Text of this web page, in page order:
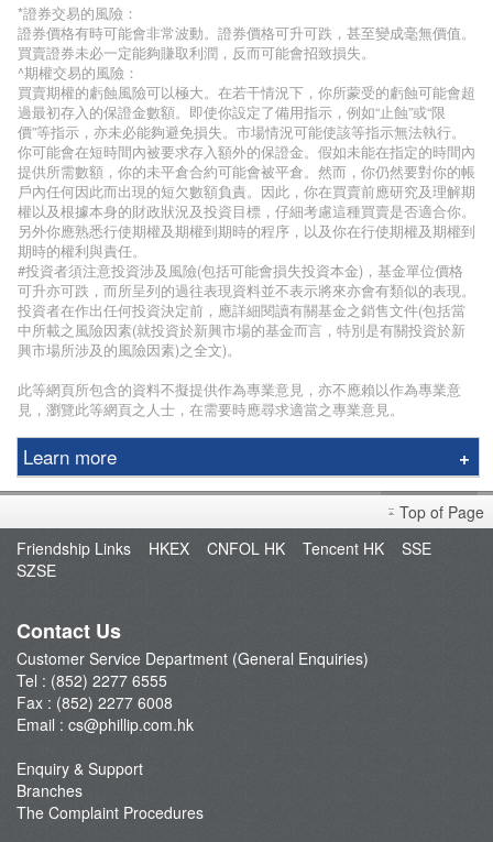
*證券交易的風險：
證券價格有時可能會非常波動。證券價格可升可跌，甚至變成毫無價值。
買賣證券未必一定能夠賺取利潤，反而可能會招致損失。
^期權交易的風險：
買賣期權的虧蝕風險可以極大。在若干情況下，你所蒙受的虧蝕可能會超
過最初存入的保證金數額。即使你設定了備用指示，例如“止蝕”或“限
價”等指示，亦未必能夠避免損失。市場情況可能使該等指示無法執行。
你可能會在短時間內被要求存入額外的保證金。假如未能在指定的時間內
提供所需數額，你的未平倉合約可能會被平倉。然而，你仍然要對你的帳
戶內任何因此而出現的短欠數額負責。因此，你在買賣前應研究及理解期
權以及根據本身的財政狀況及投資目標，仔細考慮這種買賣是否適合你。
另外你應熟悉行使期權及期權到期時的程序，以及你在行使期權及期權到
期時的權利與責任。
#投資者須注意投資涉及風險(包括可能會損失投資本金)，基金單位價格
可升亦可跌，而所呈列的過往表現資料並不表示將來亦會有類似的表現。
投資者在作出任何投資決定前，應詳細閱讀有關基金之銷售文件(包括當
中所載之風險因素(就投資於新興市場的基金而言，特別是有關投資於新
興市場所涉及的風險因素)之全文)。
此等網頁所包含的資料不擬提供作為專業意見，亦不應賴以作為專業意
見，瀏覽此等網頁之人士，在需要時應尋求適當之專業意見。
Learn more
Phillip Securities Group
Branches
Join Us
Phillip Post
新闻稿
Top of Page
Friendship Links
HKEX CNFOL HK Tencent HK
SSE
SZSE
Contact Us
Customer Service Department (General Enquiries)
Tel : (852) 2277 6555
Fax : (852) 2277 6008
Email : cs@phillip.com.hk
Enquiry & Support
Branches
The Complaint Procedures